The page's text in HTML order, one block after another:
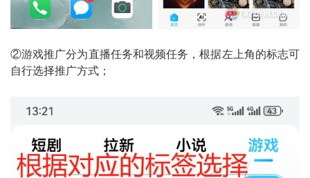
②游戏推广分为直播任务和视频任务，根据左上角的标志可
自行选择推广方式；